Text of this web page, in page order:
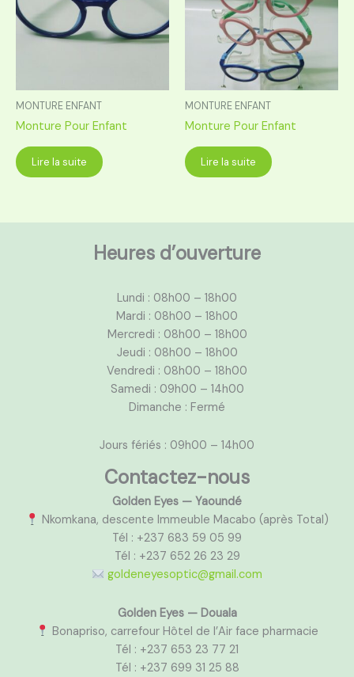
MONTURE ENFANT
Monture Pour Enfant
Lire la suite
MONTURE ENFANT
Monture Pour Enfant
Lire la suite
Heures d’ouverture
Lundi : 08h00 – 18h00
Mardi : 08h00 – 18h00
Mercredi : 08h00 – 18h00
Jeudi : 08h00 – 18h00
Vendredi : 08h00 – 18h00
Samedi : 09h00 – 14h00
Dimanche : Fermé
Jours fériés : 09h00 – 14h00
Contactez-nous
Golden Eyes — Yaoundé
Nkomkana, descente Immeuble Macabo (après Total)
Tél : +237 683 59 05 99
Tél : +237 652 26 23 29
goldeneyesoptic@gmail.com
Golden Eyes — Douala
Bonapriso, carrefour Hôtel de l’Air face pharmacie
Tél : +237 653 23 77 21
Tél : +237 699 31 25 88